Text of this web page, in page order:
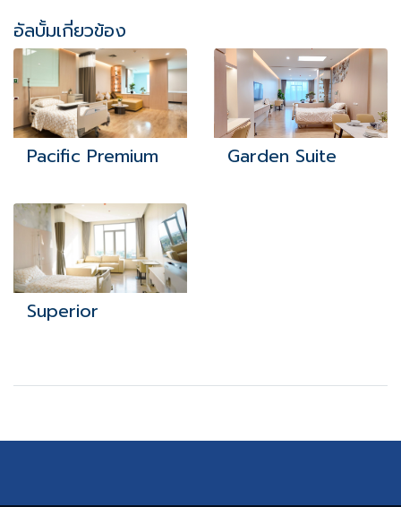
อัลบั้มเกี่ยวข้อง
Pacific Premium Garden Suite
Superior